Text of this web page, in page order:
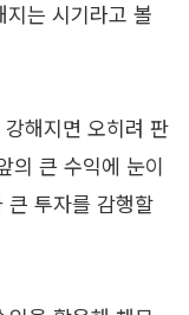
지는 시기라고 볼
강해지면 오히려 판
의 큰 수익에 눈이
큰 투자를 감행할